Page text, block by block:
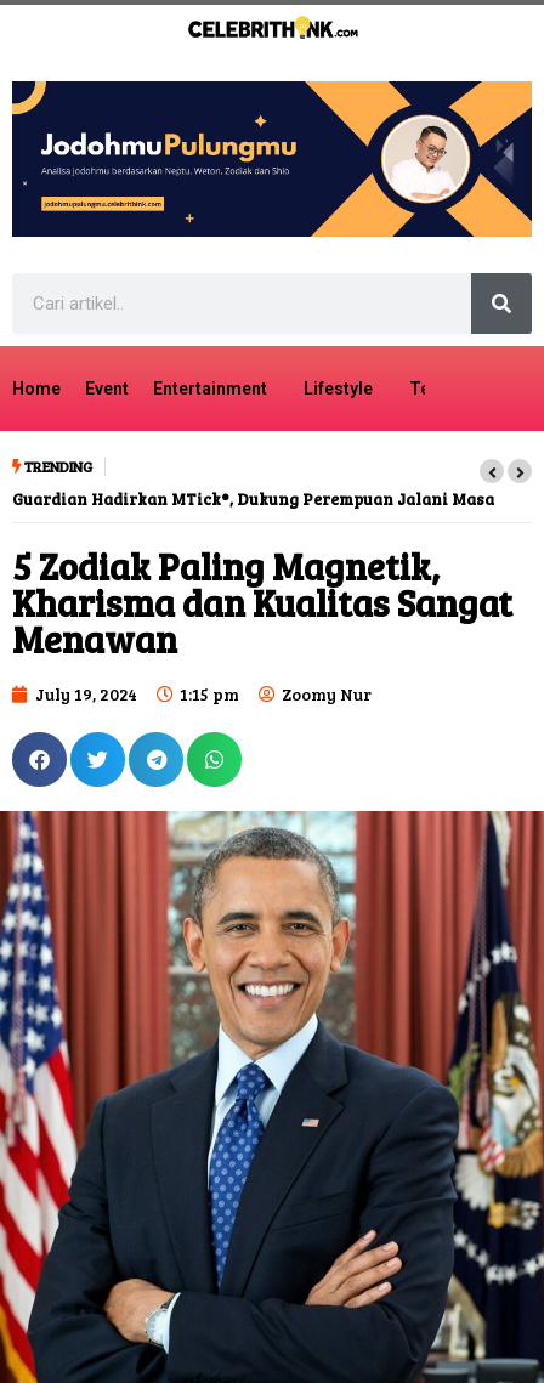
Home Event Entertainment Lifestyle Tech
TRENDING
Guardian Hadirkan MTick®, Dukung Perempuan Jalani Masa
5 Zodiak Paling Magnetik,
Kharisma dan Kualitas Sangat
Menawan
July 19, 2024 1:15 pm Zoomy Nur